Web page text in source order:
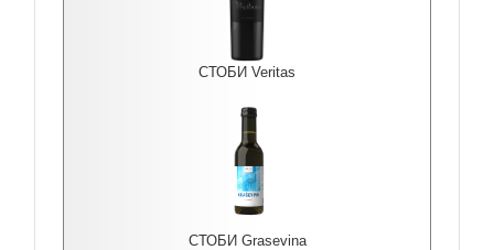
СТОБИ Veritas
СТОБИ Grasevina